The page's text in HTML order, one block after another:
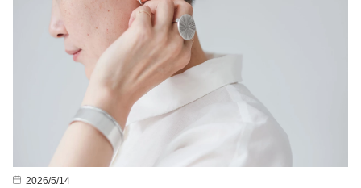
2026/5/14